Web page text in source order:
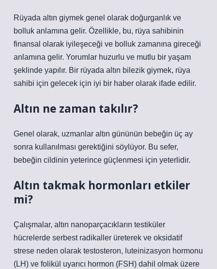
Rüyada altın giymek genel olarak doğurganlık ve
bolluk anlamına gelir. Özellikle, bu, rüya sahibinin
finansal olarak iyileşeceği ve bolluk zamanına gireceği
anlamına gelir. Yorumlar huzurlu ve mutlu bir yaşam
şeklinde yapılır. Bir rüyada altın bilezik giymek, rüya
sahibi için gelecek için iyi bir haber olarak ifade edilir.
Altın ne zaman takılır?
Genel olarak, uzmanlar altın gününün bebeğin üç ay
sonra kullanılması gerektiğini söylüyor. Bu sefer,
bebeğin cildinin yeterince güçlenmesi için yeterlidir.
Altın takmak hormonları etkiler
mi?
Çalışmalar, altın nanoparçacıkların testiküler
hücrelerde serbest radikaller üreterek ve oksidatif
strese neden olarak testosteron, luteinizasyon hormonu
(LH) ve folikül uyarıcı hormon (FSH) dahil olmak üzere